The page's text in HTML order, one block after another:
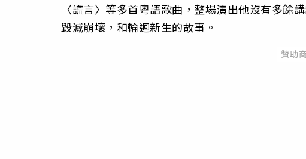
〈謊言〉等多首粵語歌曲，整場演出他沒有多餘
毀滅崩壞，和輪迴新生的故事。